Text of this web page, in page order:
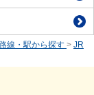
線・駅から探す > JR